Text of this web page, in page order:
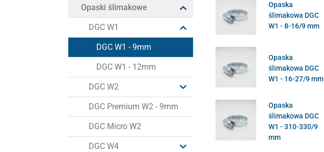
Opaski ślimakowe
DGC W1
DGC W1 - 9mm
DGC W1 - 12mm
DGC W2
DGC Premium W2 - 9mm
DGC Micro W2
DGC W4
Opaska
ślimakowa DGC
W1 - 8-16/9 mm
Opaska
ślimakowa DGC
W1 - 16-27/9 mm
Opaska
ślimakowa DGC
W1 - 310-330/9
mm